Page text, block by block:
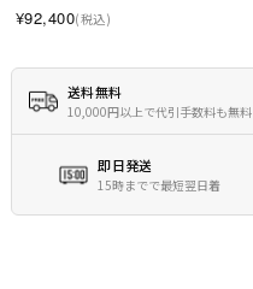
¥92,400(税込)
送料無料
10,000円以上で代引手数料も無料
即日発送
15時までで最短翌日着